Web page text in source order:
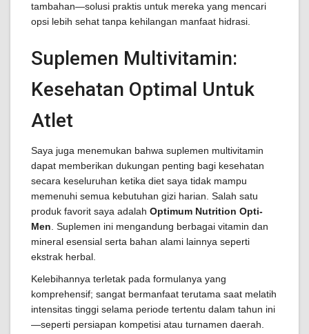
tambahan—solusi praktis untuk mereka yang mencari
opsi lebih sehat tanpa kehilangan manfaat hidrasi.
Suplemen Multivitamin:
Kesehatan Optimal Untuk
Atlet
Saya juga menemukan bahwa suplemen multivitamin
dapat memberikan dukungan penting bagi kesehatan
secara keseluruhan ketika diet saya tidak mampu
memenuhi semua kebutuhan gizi harian. Salah satu
produk favorit saya adalah Optimum Nutrition Opti-
Men . Suplemen ini mengandung berbagai vitamin dan
mineral esensial serta bahan alami lainnya seperti
ekstrak herbal.
Kelebihannya terletak pada formulanya yang
komprehensif; sangat bermanfaat terutama saat melatih
intensitas tinggi selama periode tertentu dalam tahun ini
—seperti persiapan kompetisi atau turnamen daerah.